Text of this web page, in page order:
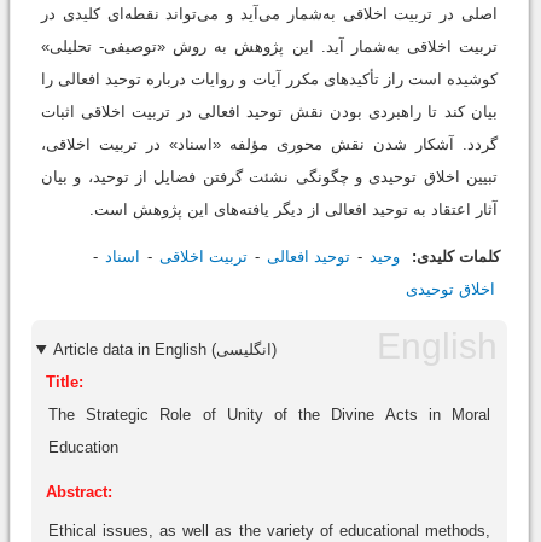
اصلی در تربیت اخلاقی به‌شمار می‌آید و می‌تواند نقطه‌ای کلیدی در
تربیت اخلاقی به‌شمار آید. این پژوهش به روش «توصیفی- تحلیلی»
کوشیده است راز تأکیدهای مکرر آیات و روایات درباره توحید افعالی را
بیان کند تا راهبردی بودن نقش توحید افعالی در تربیت اخلاقی اثبات
گردد. آشکار شدن نقش محوری مؤلفه «اسناد» در تربیت اخلاقی،
تبیین اخلاق توحیدی و چگونگی نشئت گرفتن فضایل از توحید، و بیان
آثار اعتقاد به توحید افعالی از دیگر یافته‌های این پژوهش است.
کلمات کلیدی: وحید توحید افعالی تربیت اخلاقی
اسناد
اخلاق توحیدی
Article data in English (انگلیسی)
Title:
The Strategic Role of Unity of the Divine Acts in Moral
Education
Abstract:
Ethical issues, as well as the variety of educational methods,